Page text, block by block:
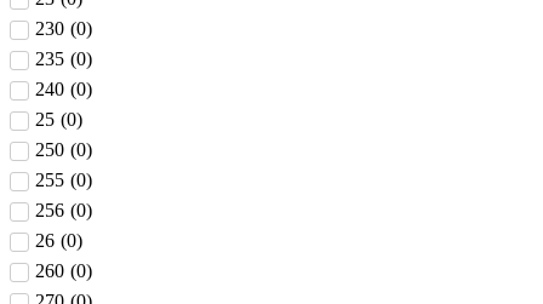
230 (0)
235 (0)
240 (0)
25 (0)
250 (0)
255 (0)
256 (0)
26 (0)
260 (0)